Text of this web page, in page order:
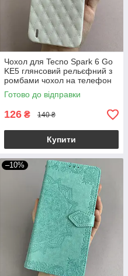
Чохол для Tecno Spark 6 Go
KE5 глянсовий рельєфний з
ромбами чохол на телефон
техно спарк 6 го білий f0k
Готово до відправки
126 ₴ 140 ₴
Купити
–10%